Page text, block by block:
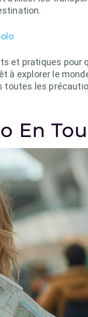
et pratiques pour
à explorer le
toutes les
En